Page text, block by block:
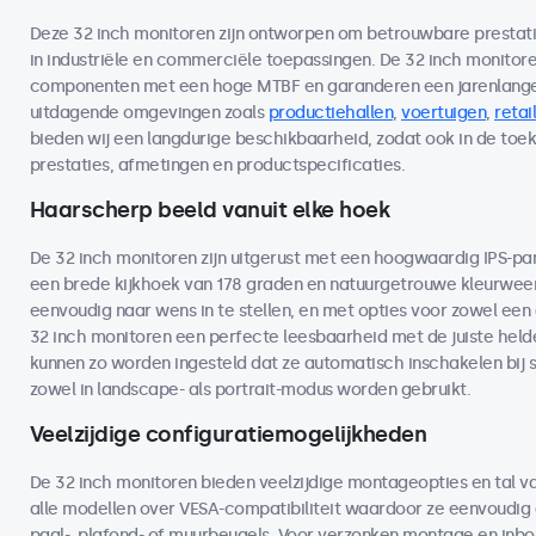
Deze 32 inch monitoren zijn ontworpen om betrouwbare
in industriële en commerciële toepassingen. De 32 inch
componenten met een hoge MTBF en garanderen een
uitdagende omgevingen zoals productiehallen, voertuigen, retail
bieden wij een langdurige beschikbaarheid, zodat ook in de
prestaties, afmetingen en productspecificaties.
Haarscherp beeld vanuit elke hoek
De 32 inch monitoren zijn uitgerust met een hoogwaardig IPS-
een brede kijkhoek van 178 graden en natuurgetrouwe
eenvoudig naar wens in te stellen, en met opties voor zowel
32 inch monitoren een perfecte leesbaarheid met de juiste
kunnen zo worden ingesteld dat ze automatisch inschakelen
zowel in landscape- als portrait-modus worden gebruikt.
Veelzijdige configuratiemogelijkheden
De 32 inch monitoren bieden veelzijdige montageopties en tal
alle modellen over VESA-compatibiliteit waardoor ze